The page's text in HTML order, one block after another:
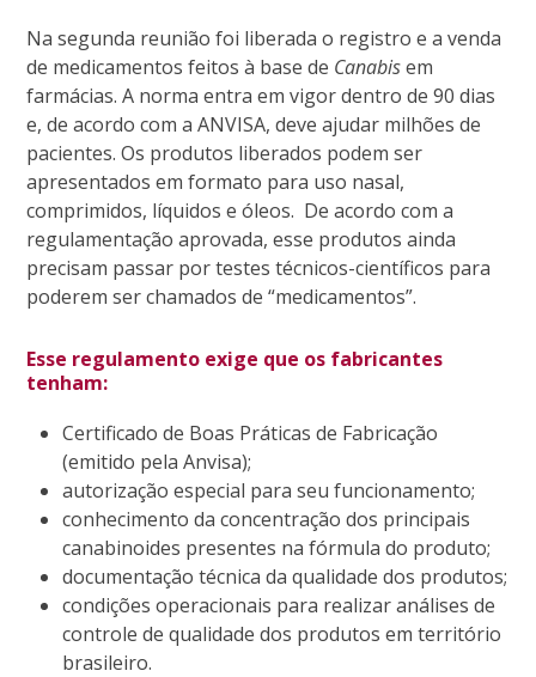
Na segunda reunião foi liberada o registro e a venda
de medicamentos feitos à base de Canabisem
farmácias. A norma entra em vigor dentro de 90 dias
e, de acordo com a ANVISA, deve ajudar milhões de
pacientes. Os produtos liberados podem ser
apresentados em formato para uso nasal,
comprimidos, líquidos e óleos. De acordo com a
regulamentação aprovada, esse produtos ainda
precisam passar por testes técnicos-científicos para
poderem ser chamados de “medicamentos”.
Esse regulamento exige que os fabricantes
tenham:
Certificado de Boas Práticas de Fabricação
(emitido pela Anvisa);
autorização especial para seu funcionamento;
conhecimento da concentração dos principais
canabinoides presentes na fórmula do produto;
documentação técnica da qualidade dos produtos;
condições operacionais para realizar análises de
controle de qualidade dos produtos em território
brasileiro.